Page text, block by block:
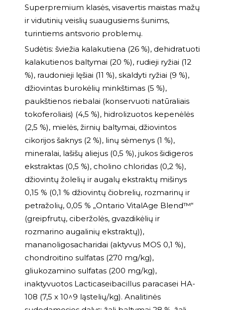
Superpremium klasės, visavertis maistas mažų
ir vidutinių veislių suaugusiems šunims,
turintiems antsvorio problemų.
Sudėtis: šviežia kalakutiena (26 %), dehidratuoti
kalakutienos baltymai (20 %), rudieji ryžiai (12
%), raudonieji lęšiai (11 %), skaldyti ryžiai (9 %),
džiovintas burokėlių minkštimas (5 %),
paukštienos riebalai (konservuoti natūraliais
tokoferoliais) (4,5 %), hidrolizuotos kepenėlės
(2,5 %), mielės, žirnių baltymai, džiovintos
cikorijos šaknys (2 %), linų sėmenys (1 %),
mineralai, lašišų aliejus (0,5 %), jukos šidigeros
ekstraktas (0,5 %), cholino chloridas (0,2 %),
džiovintų žolelių ir augalų ekstraktų mišinys
0,15 % (0,1 % džiovintų čiobrelių, rozmarinų ir
petražolių, 0,05 % „Ontario VitalAge Blend™“
(greipfrutų, ciberžolės, gvazdikėlių ir
rozmarino augalinių ekstraktų)),
mananoligosacharidai (aktyvus MOS 0,1 %),
chondroitino sulfatas (270 mg/kg),
gliukozamino sulfatas (200 mg/kg),
inaktyvuotos Lacticaseibacillus paracasei HA-
108 (7,5 x 10^9 ląstelių/kg). Analitinės